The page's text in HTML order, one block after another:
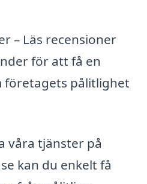
– Läs recensioner
för att få en
pålitlighet
våra tjänster på
kan du enkelt få